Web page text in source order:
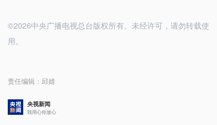
©2026中央广播电视总台版权所有。未经许可，请勿转载使
用。
责任编辑： 邱婧
央视新闻
我用心你放心